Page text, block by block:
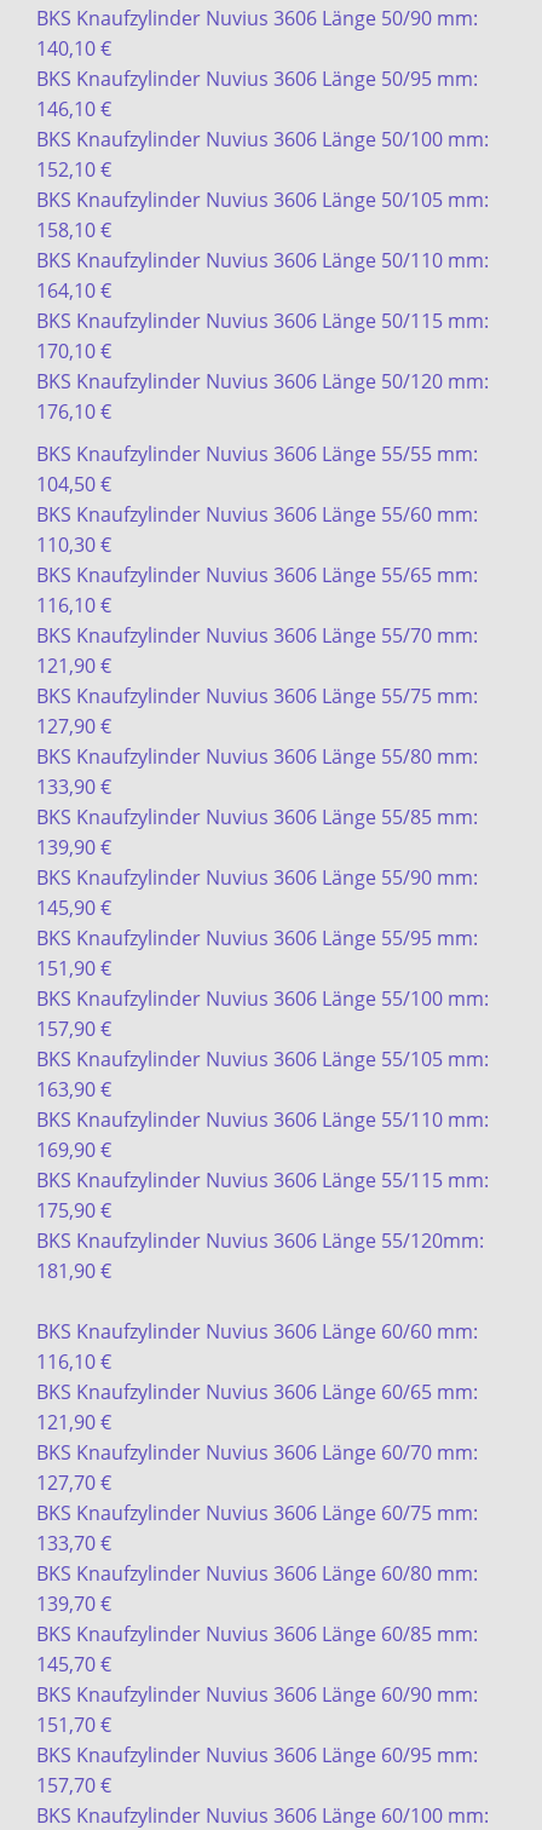
BKS Knaufzylinder Nuvius 3606 Länge 50/90 mm:
140,10 €
BKS Knaufzylinder Nuvius 3606 Länge 50/95 mm:
146,10 €
BKS Knaufzylinder Nuvius 3606 Länge 50/100 mm:
152,10 €
BKS Knaufzylinder Nuvius 3606 Länge 50/105 mm:
158,10 €
BKS Knaufzylinder Nuvius 3606 Länge 50/110 mm:
164,10 €
BKS Knaufzylinder Nuvius 3606 Länge 50/115 mm:
170,10 €
BKS Knaufzylinder Nuvius 3606 Länge 50/120 mm:
176,10 €
BKS Knaufzylinder Nuvius 3606 Länge 55/55 mm:
104,50 €
BKS Knaufzylinder Nuvius 3606 Länge 55/60 mm:
110,30 €
BKS Knaufzylinder Nuvius 3606 Länge 55/65 mm:
116,10 €
BKS Knaufzylinder Nuvius 3606 Länge 55/70 mm:
121,90 €
BKS Knaufzylinder Nuvius 3606 Länge 55/75 mm:
127,90 €
BKS Knaufzylinder Nuvius 3606 Länge 55/80 mm:
133,90 €
BKS Knaufzylinder Nuvius 3606 Länge 55/85 mm:
139,90 €
BKS Knaufzylinder Nuvius 3606 Länge 55/90 mm:
145,90 €
BKS Knaufzylinder Nuvius 3606 Länge 55/95 mm:
151,90 €
BKS Knaufzylinder Nuvius 3606 Länge 55/100 mm:
157,90 €
BKS Knaufzylinder Nuvius 3606 Länge 55/105 mm:
163,90 €
BKS Knaufzylinder Nuvius 3606 Länge 55/110 mm:
169,90 €
BKS Knaufzylinder Nuvius 3606 Länge 55/115 mm:
175,90 €
BKS Knaufzylinder Nuvius 3606 Länge 55/120mm:
181,90 €
BKS Knaufzylinder Nuvius 3606 Länge 60/60 mm:
116,10 €
BKS Knaufzylinder Nuvius 3606 Länge 60/65 mm:
121,90 €
BKS Knaufzylinder Nuvius 3606 Länge 60/70 mm:
127,70 €
BKS Knaufzylinder Nuvius 3606 Länge 60/75 mm:
133,70 €
BKS Knaufzylinder Nuvius 3606 Länge 60/80 mm:
139,70 €
BKS Knaufzylinder Nuvius 3606 Länge 60/85 mm:
145,70 €
BKS Knaufzylinder Nuvius 3606 Länge 60/90 mm:
151,70 €
BKS Knaufzylinder Nuvius 3606 Länge 60/95 mm:
157,70 €
BKS Knaufzylinder Nuvius 3606 Länge 60/100 mm: